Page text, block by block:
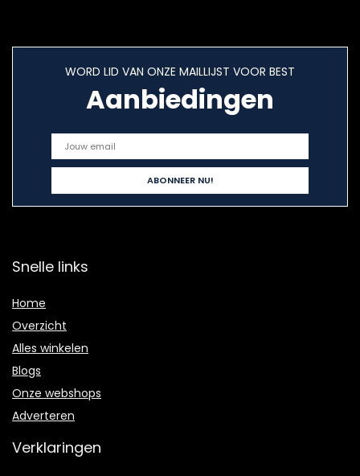
WORD LID VAN ONZE MAILLIJST VOOR BEST
Aanbiedingen
Snelle links
Home
Overzicht
Alles winkelen
Blogs
Onze webshops
Adverteren
Verklaringen